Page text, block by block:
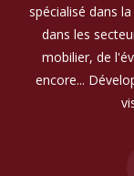
spécialisé dans
dans les
mobilier, de
encore...